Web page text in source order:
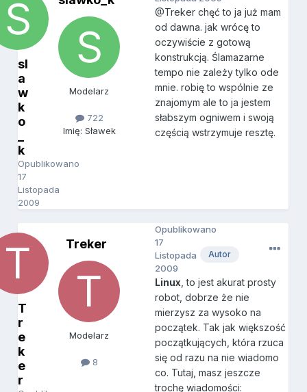
sl
a
w
k
o
k
Opublikowano
17
Listopada
2009
Modelarz
722
Imię: Sławek
@Treker chęć to ja już mam
od dawna. jak wrócę to
oczywiście z gotową
konstrukcją. Ślamazarne
tempo nie zależy tylko ode
mnie. robię to wspólnie ze
znajomym ale to ja jestem
słabszym ogniwem i swoją
częścią wstrzymuje resztę.
T
r
e
k
e
r
Treker
Modelarz
8
Autor
Opublikowano
17
Listopada
2009
Linux , to jest akurat prosty
robot, dobrze że nie
mierzysz za wysoko na
początek. Tak jak większość
początkujących, która rzuca
się od razu na nie wiadomo
co. Tutaj, masz jeszcze
trochę wiadomości: